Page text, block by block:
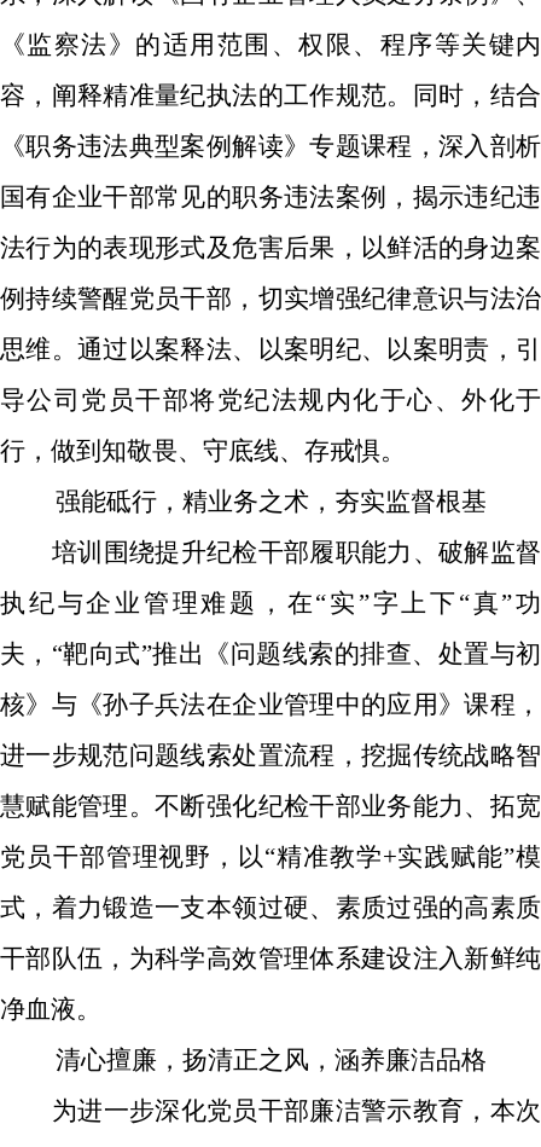
《监察法》的适用范围、权限、程序等关键内
容，阐释精准量纪执法的工作规范。同时，结合
《职务违法典型案例解读》专题课程，深入剖析
国有企业干部常见的职务违法案例，揭示违纪违
法行为的表现形式及危害后果，以鲜活的身边案
例持续警醒党员干部，切实增强纪律意识与法治
思维。通过以案释法、以案明纪、以案明责，引
导公司党员干部将党纪法规内化于心、外化于
行，做到知敬畏、守底线、存戒惧。
强能砥行，精业务之术，夯实监督根基
培训围绕提升纪检干部履职能力、破解监督
执纪与企业管理难题，在“实”字上下“真”功
夫，“靶向式”推出《问题线索的排查、处置与初
核》与《孙子兵法在企业管理中的应用》课程，
进一步规范问题线索处置流程，挖掘传统战略智
慧赋能管理。不断强化纪检干部业务能力、拓宽
党员干部管理视野，以“精准教学+实践赋能”模
式，着力锻造一支本领过硬、素质过强的高素质
干部队伍，为科学高效管理体系建设注入新鲜纯
净血液。
清心擅廉，扬清正之风，涵养廉洁品格
为进一步深化党员干部廉洁警示教育 ， 本次